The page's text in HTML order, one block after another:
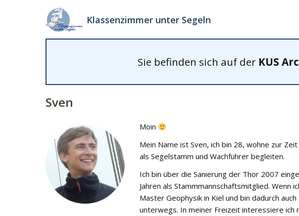
Klassenzimmer unter Segeln
Sie befinden sich auf der KUS
Sven
Moin
Mein Name ist Sven, ich bin 28, wohne zur
als Segelstamm und Wachführer begleiten.
Ich bin über die Sanierung der Thor 2007
Jahren als Stammmannschaftsmitglied. Wenn
Master Geophysik in Kiel und bin dadurch
unterwegs. In meiner Freizeit interessiere ich